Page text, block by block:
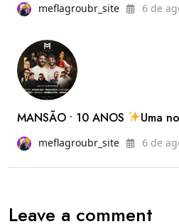
Cerrado
Mil
Pessoas
meflagroubr_site 6 de
MANSÃO • 10 ANOS Uma
meflagroubr_site 6 de
Leave a comment